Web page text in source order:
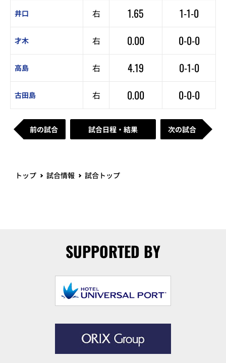
井口 右 1.65 1-1-0
才木 右 0.00 0-0-0
高島 右 4.19 0-1-0
古田島 右 0.00 0-0-0
前の試合 試合日程・結果 次の試合
トップ 試合情報 試合トップ
SUPPORTED BY